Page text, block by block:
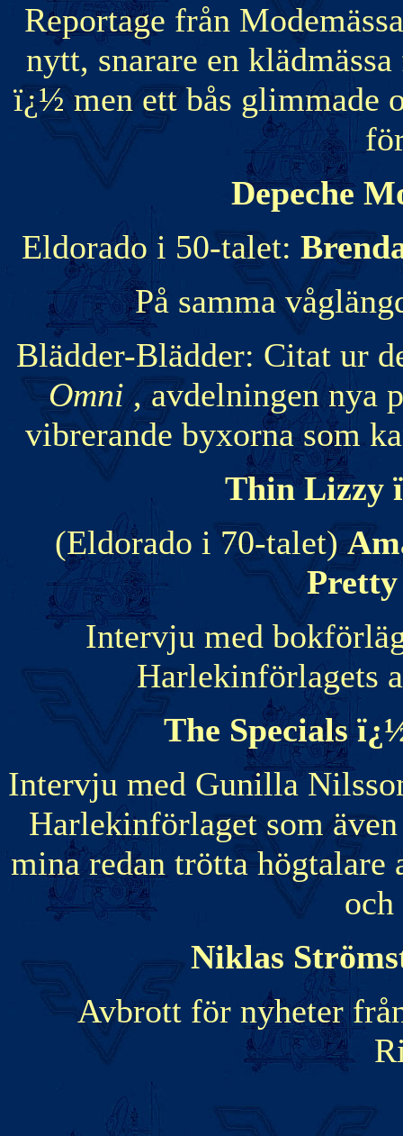
Reportage från
nytt, snarare en
ï¿½ men ett bås glimmade
Depeche
Eldorado i 50-talet:
På samma
Blädder-Blädder: Citat ur
Omni, avdelningen nya
vibrerande byxorna som
Thin Lizzy
(Eldorado i 70-talet)
Pretty
Intervju med
Harlekinförlagets
The Specials
Intervju med Gunilla
Harlekinförlaget som
mina redan trötta
Niklas
Avbrott för nyheter